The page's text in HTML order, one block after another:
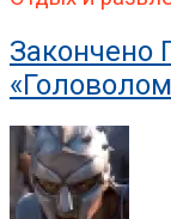
Закончено